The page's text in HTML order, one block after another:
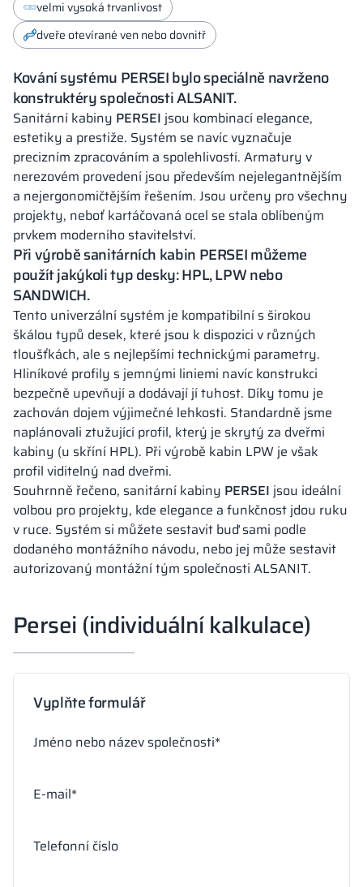
velmi vysoká trvanlivost
dveře otevírané ven nebo dovnitř
Kování systému PERSEI bylo speciálně navrženo
konstruktéry společnosti ALSANIT.
Sanitární kabiny PERSEI jsou kombinací elegance,
estetiky a prestiže. Systém se navíc vyznačuje
precizním zpracováním a spolehlivostí. Armatury v
nerezovém provedení jsou především nejelegantnějším
a nejergonomičtějším řešením. Jsou určeny pro všechny
projekty, neboť kartáčovaná ocel se stala oblíbeným
prvkem moderního stavitelství.
Při výrobě sanitárních kabin PERSEImůžeme
použít jakýkoli typ desky: HPL, LPW nebo
SANDWICH.
Tento univerzální systém je kompatibilní s širokou
škálou typů desek, které jsou k dispozici v různých
tloušťkách, ale s nejlepšími technickými parametry.
Hliníkové profily s jemnými liniemi navíc konstrukci
bezpečně upevňují a dodávají jí tuhost. Díky tomu je
zachován dojem výjimečné lehkosti. Standardně jsme
naplánovali ztužující profil, který je skrytý za dveřmi
kabiny (u skříní HPL). Při výrobě kabin LPW je však
profil viditelný nad dveřmi.
Souhrnně řečeno, sanitární kabiny PERSEI jsou ideální
volbou pro projekty, kde elegance a funkčnost jdou ruku
v ruce. Systém si můžete sestavit buď sami podle
dodaného montážního návodu, nebo jej může sestavit
autorizovaný montážní tým společnosti ALSANIT.
Persei (individuální kalkulace)
Vyplňte formulář
Jméno nebo název společnosti*
E-mail*
Telefonní číslo